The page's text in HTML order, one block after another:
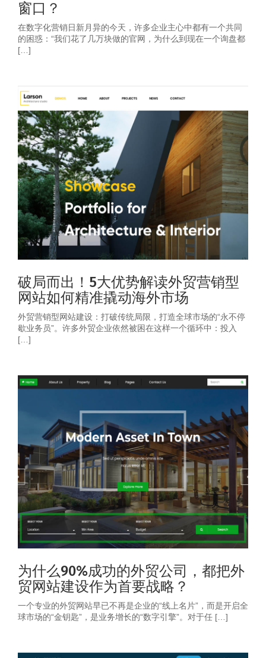
窗口？
在数字化营销日新月异的今天，许多企业主心中都有一个共同
的困惑：“我们花了几万块做的官网，为什么到现在一个询盘都
[…]
破局而出！5大优势解读外贸营销型
网站如何精准撬动海外市场
外贸营销型网站建设：打破传统局限，打造全球市场的“永不停
歇业务员”。许多外贸企业依然被困在这样一个循环中：投入
[…]
为什么90%成功的外贸公司，都把外
贸网站建设作为首要战略？
一个专业的外贸网站早已不再是企业的“线上名片”，而是开启全
球市场的“金钥匙”，是业务增长的“数字引擎”。对于任 […]